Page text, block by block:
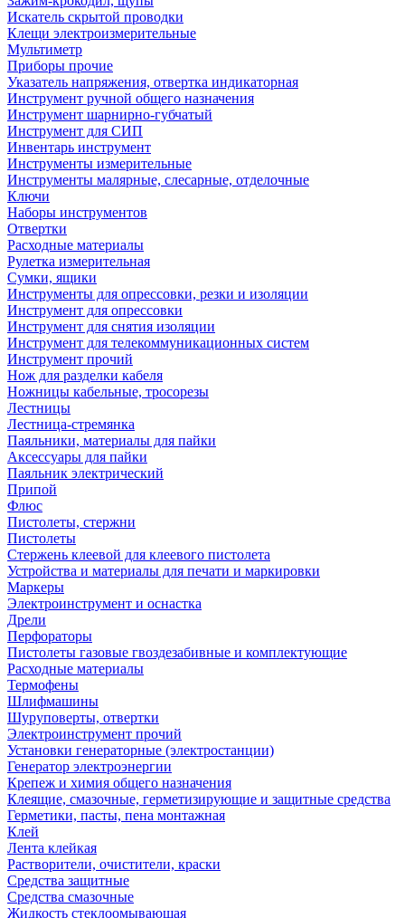
Искатель скрытой проводки
Клещи электроизмерительные
Мультиметр
Приборы прочие
Указатель напряжения, отвертка индикаторная
Инструмент ручной общего назначения
Инструмент шарнирно-губчатый
Инструмент для СИП
Инвентарь инструмент
Инструменты измерительные
Инструменты малярные, слесарные, отделочные
Ключи
Наборы инструментов
Отвертки
Расходные материалы
Рулетка измерительная
Сумки, ящики
Инструменты для опрессовки, резки и изоляции
Инструмент для опрессовки
Инструмент для снятия изоляции
Инструмент для телекоммуникационных систем
Инструмент прочий
Нож для разделки кабеля
Ножницы кабельные, тросорезы
Лестницы
Лестница-стремянка
Паяльники, материалы для пайки
Аксессуары для пайки
Паяльник электрический
Припой
Флюс
Пистолеты, стержни
Пистолеты
Стержень клеевой для клеевого пистолета
Устройства и материалы для печати и маркировки
Маркеры
Электроинструмент и оснастка
Дрели
Перфораторы
Пистолеты газовые гвоздезабивные и комплектующие
Расходные материалы
Термофены
Шлифмашины
Шуруповерты, отвертки
Электроинструмент прочий
Установки генераторные (электростанции)
Генератор электроэнергии
Крепеж и химия общего назначения
Клеящие, смазочные, герметизирующие и защитные средства
Герметики, пасты, пена монтажная
Клей
Лента клейкая
Растворители, очистители, краски
Средства защитные
Средства смазочные
Жидкость стеклоомывающая